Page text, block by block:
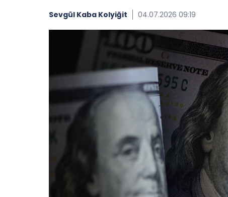
Sevgül Kaba Kolyiğit 04.07.2026 09:19